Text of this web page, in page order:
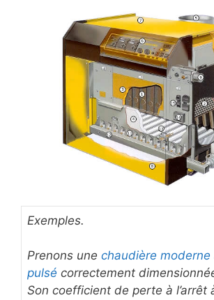
Exemples.
Prenons une chaudière moderne
pulsé correctement
Son coefficient de perte à l’arrêt